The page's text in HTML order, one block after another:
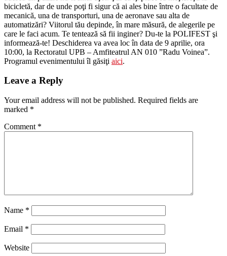
bicicletă, dar de unde poţi fi sigur că ai ales bine între o facultate de
mecanică, una de transporturi, una de aeronave sau alta de
automatizări? Viitorul tău depinde, în mare măsură, de alegerile pe
care le faci acum. Te tentează să fii inginer? Du-te la POLIFEST şi
informează-te! Deschiderea va avea loc în data de 9 aprilie, ora
10:00, la Rectoratul UPB – Amfiteatrul AN 010 ”Radu Voinea”.
Programul evenimentului îl găsiţi aici.
Leave a Reply
Your email address will not be published. Required fields are
marked *
Comment *
Name *
Email *
Website